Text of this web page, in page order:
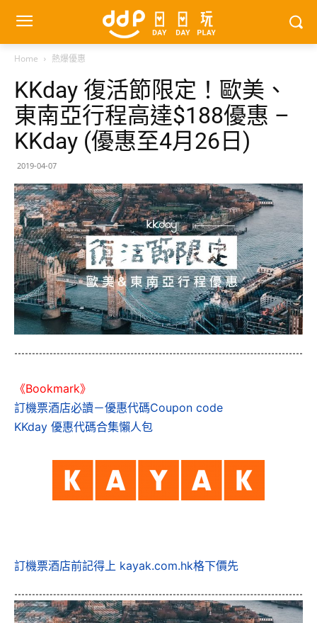
Home 熱爆優惠
KKday 復活節限定！歐美、
東南亞行程高達$188優惠 –
KKday (優惠至4月26日)
2019-04-07
《Bookmark》
訂機票酒店必讀－優惠代碼Coupon code
KKday 優惠代碼合集懶人包
訂機票酒店前記得上 kayak.com.hk格下價先